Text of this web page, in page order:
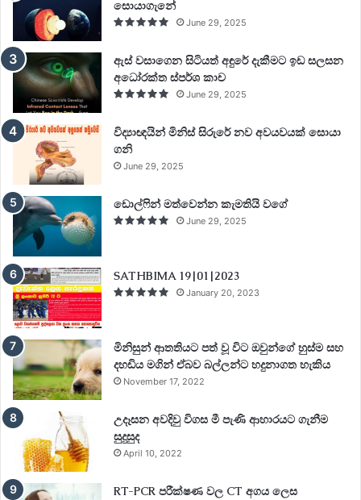
සොයාගැනේ
June 29, 2025
ඇස් වසාගෙන සිටියත් අඳුරේ දැකීමට ඉඩ සලසන
අධෝරක්ත ස්පර්ශ කාච
June 29, 2025
විද්‍යාඥයින් මිනිස් සිරුරේ නව අවයවයක් සොයා
ගනි
June 29, 2025
ඩොල්ෆින් මත්වෙන්න කැමතියි වගේ
June 29, 2025
SATHBIMA 19|01|2023
January 20, 2023
මිනිසුන් ආතතියට පත් වූ විට ඔවුන්ගේ හුස්ම සහ
දහඩිය මගින් ඒබව බල්ලන්ට හදුනාගත හැකිය
November 17, 2022
උදෑසන අවදිවු විගස මී පැණි ආහාරයට ගැනීම
සුදුසුද
April 10, 2022
RT-PCR පරීක්ෂණ වල CT අගය ලෙස